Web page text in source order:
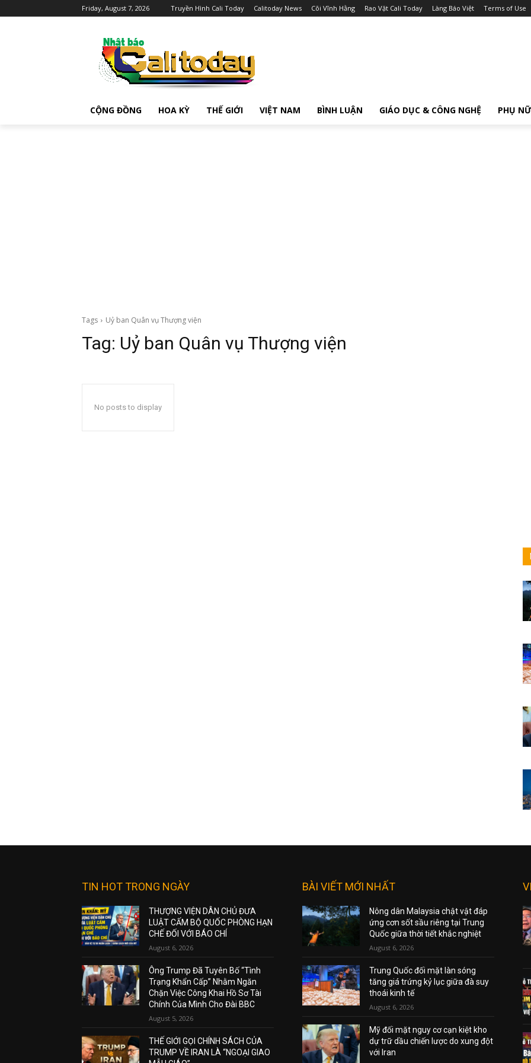
Friday, August 7, 2026 Truyền Hình Cali Today Calitoday News Cõi Vĩnh Hằng Rao Vặt Cali Today Làng Báo Việt Terms of Use
CỘNG ĐỒNG HOA KỲ THẾ GIỚI VIỆT NAM BÌNH LUẬN GIÁO DỤC & CÔNG NGHỆ PHỤ NỮ
Tags Uỷ ban Quân vụ Thượng viện
Tag: Uỷ ban Quân vụ Thượng viện
No posts to display
TIN HOT TRONG NGÀY
THƯỢNG VIỆN DÂN CHỦ ĐƯA
LUẬT CẤM BỘ QUỐC PHÒNG HẠN
CHẾ ĐỐI VỚI BÁO CHÍ
August 6, 2026
Ông Trump Đã Tuyên Bố “Tình
Trạng Khẩn Cấp” Nhằm Ngăn
Chặn Việc Công Khai Hồ Sơ Tài
Chính Của Mình Cho Đài BBC
August 5, 2026
THẾ GIỚI GỌI CHÍNH SÁCH CỦA
TRUMP VỀ IRAN LÀ “NGOẠI GIAO
BÀI VIẾT MỚI NHẤT
Nông dân Malaysia chật vật đáp
ứng cơn sốt sầu riêng tại Trung
Quốc giữa thời tiết khắc nghiệt
August 6, 2026
Trung Quốc đối mặt làn sóng
tăng giá trứng kỷ lục giữa đà suy
thoái kinh tế
August 6, 2026
Mỹ đối mặt nguy cơ cạn kiệt kho
dự trữ dầu chiến lược do xung đột
với Iran